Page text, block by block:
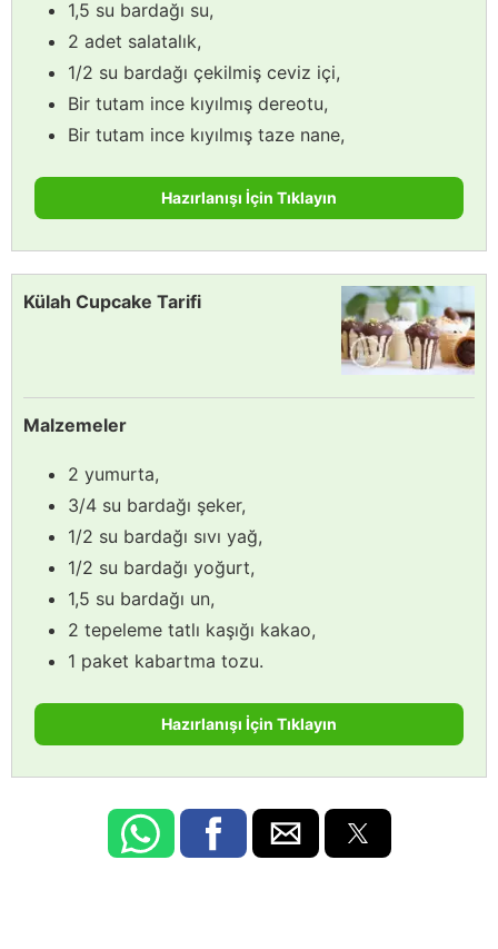
1,5 su bardağı su,
2 adet salatalık,
1/2 su bardağı çekilmiş ceviz içi,
Bir tutam ince kıyılmış dereotu,
Bir tutam ince kıyılmış taze nane,
Hazırlanışı İçin Tıklayın
Külah Cupcake Tarifi
Malzemeler
2 yumurta,
3/4 su bardağı şeker,
1/2 su bardağı sıvı yağ,
1/2 su bardağı yoğurt,
1,5 su bardağı un,
2 tepeleme tatlı kaşığı kakao,
1 paket kabartma tozu.
Hazırlanışı İçin Tıklayın